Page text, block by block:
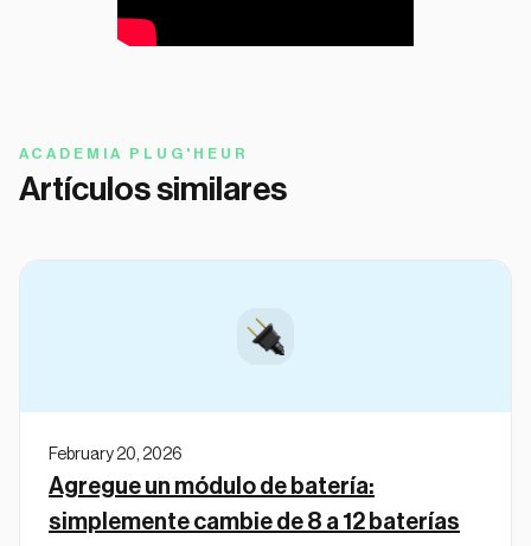
ACADEMIA PLUG'HEUR
Artículos similares
February 20, 2026
Agregue un módulo de batería:
simplemente cambie de 8 a 12 baterías